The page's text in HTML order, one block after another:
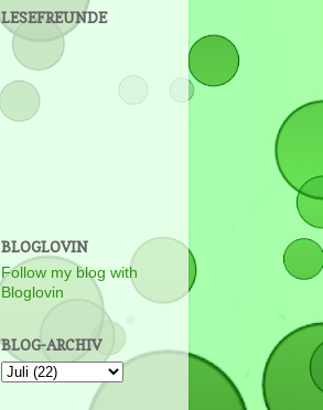
LESEFREUNDE
BLOGLOVIN
Follow my blog with
Bloglovin
BLOG-ARCHIV